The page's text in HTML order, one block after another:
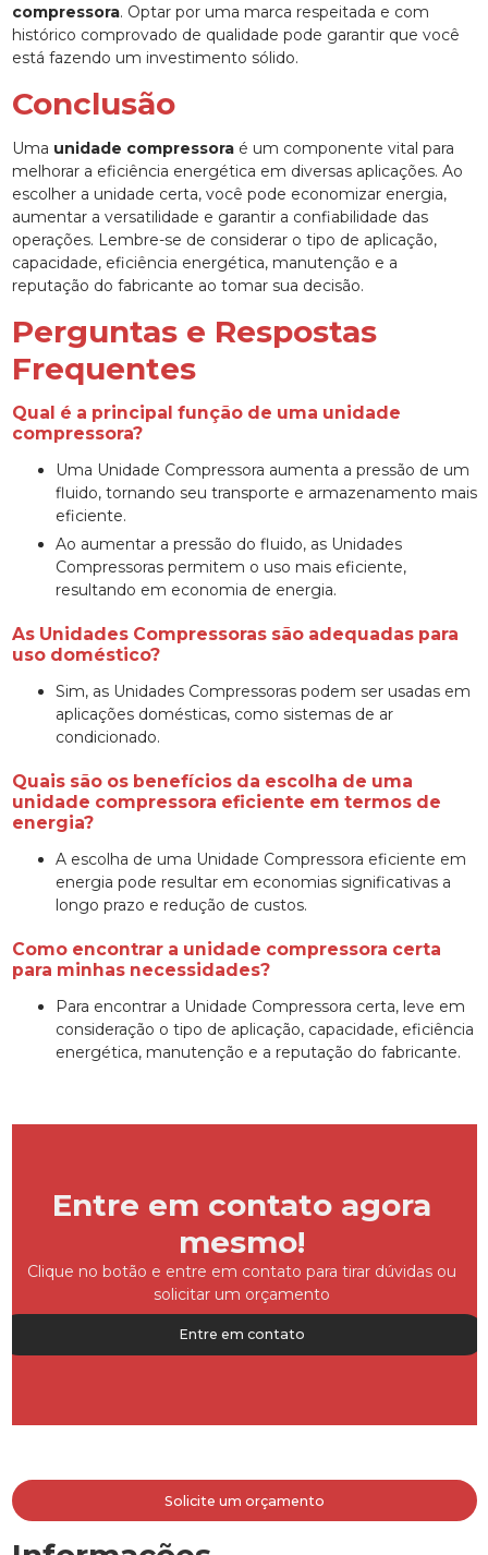
compressora. Optar por uma marca respeitada e com
histórico comprovado de qualidade pode garantir que você
está fazendo um investimento sólido.
Conclusão
Uma unidade compressoraé um componente vital para
melhorar a eficiência energética em diversas aplicações. Ao
escolher a unidade certa, você pode economizar energia,
aumentar a versatilidade e garantir a confiabilidade das
operações. Lembre-se de considerar o tipo de aplicação,
capacidade, eficiência energética, manutenção e a
reputação do fabricante ao tomar sua decisão.
Perguntas e Respostas
Frequentes
Qual é a principal função de uma unidade
compressora?
Uma Unidade Compressora aumenta a pressão de um
fluido, tornando seu transporte e armazenamento mais
eficiente.
Ao aumentar a pressão do fluido, as Unidades
Compressoras permitem o uso mais eficiente,
resultando em economia de energia.
As Unidades Compressoras são adequadas para
uso doméstico?
Sim, as Unidades Compressoras podem ser usadas em
aplicações domésticas, como sistemas de ar
condicionado.
Quais são os benefícios da escolha de uma
unidade compressora eficiente em termos de
energia?
A escolha de uma Unidade Compressora eficiente em
energia pode resultar em economias significativas a
longo prazo e redução de custos.
Como encontrar a unidade compressora certa
para minhas necessidades?
Para encontrar a Unidade Compressora certa, leve em
consideração o tipo de aplicação, capacidade, eficiência
energética, manutenção e a reputação do fabricante.
Entre em contato agora
mesmo!
Clique no botão e entre em contato para tirar dúvidas ou
solicitar um orçamento
Entre em contato
Solicite um orçamento